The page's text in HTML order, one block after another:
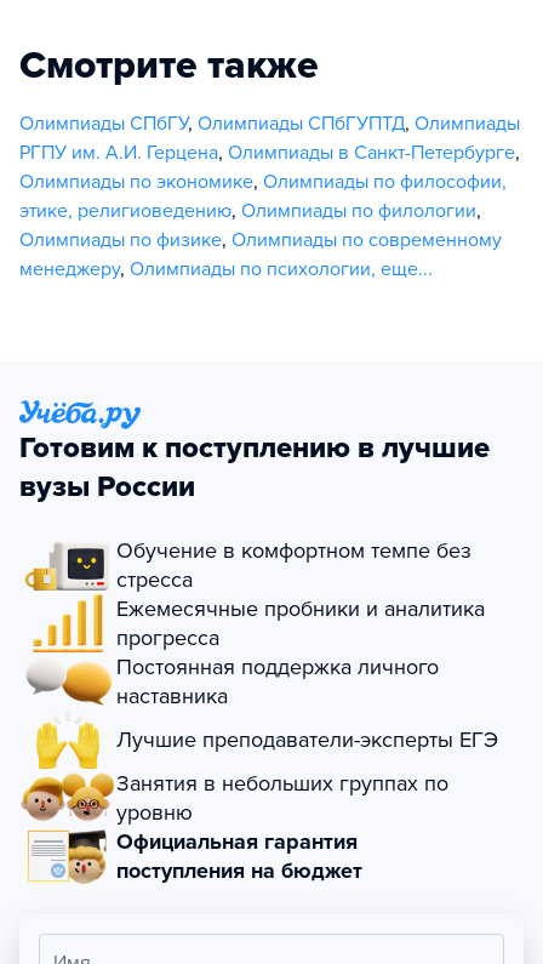
Смотрите также
Олимпиады СПбГУ, Олимпиады СПбГУПТД, Олимпиады
РГПУ им. А.И. Герцена, Олимпиады в Санкт-Петербурге,
Олимпиады по экономике, Олимпиады по философии,
этике, религиоведению, Олимпиады по филологии,
Олимпиады по физике, Олимпиады по современному
менеджеру, Олимпиады по психологии, еще...
Готовим к поступлению в лучшие
вузы России
Обучение в комфортном темпе без
стресса
Ежемесячные пробники и аналитика
прогресса
Постоянная поддержка личного
наставника
Лучшие преподаватели-эксперты ЕГЭ
Занятия в небольших группах по
уровню
Официальная гарантия
поступления на бюджет